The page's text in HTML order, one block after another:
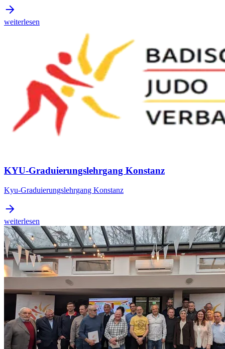
weiterlesen
KYU-Graduierungslehrgang Konstanz
Kyu-Graduierungslehrgang Konstanz
weiterlesen